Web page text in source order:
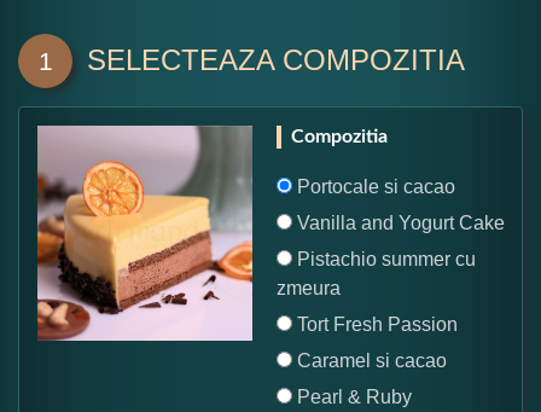
1 SELECTEAZA COMPOZITIA
Compozitia
Portocale si cacao
Vanilla and Yogurt Cake
Pistachio summer cu
zmeura
Tort Fresh Passion
Caramel si cacao
Pearl & Ruby